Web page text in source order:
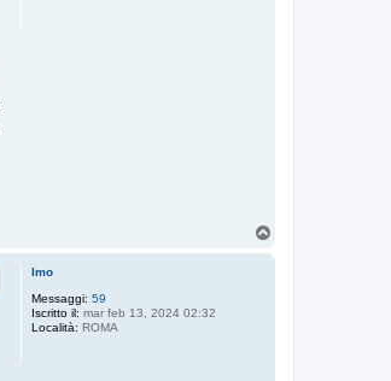
Imo
Messaggi: 59
Iscritto il: mar feb 13, 2024 02:32
Località: ROMA